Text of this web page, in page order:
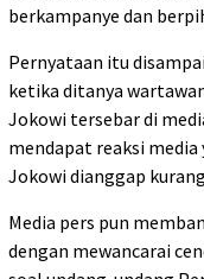
berkampanye dan
Pernyataan itu
ketika ditanya
Jokowi tersebar di
mendapat reaksi
Jokowi dianggap
Media pers pun
dengan mewancarai